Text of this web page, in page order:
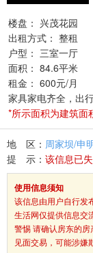
楼盘： 兴茂花园
出租方式： 整租
户型： 三室一厅
面积： 84.6平米
租金： 600元/月
家具家电齐全，出
*所示面积为建筑面
地 区： 周家坝/申
提 示： 该信息已
使用信息须知
该信息由用户自行发
生活网仅提供信息交
警惕 请确认房东的
见面交易，可能涉嫌